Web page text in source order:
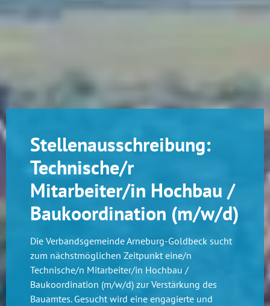
Stellenausschreibung:
Technische/r
Mitarbeiter/in Hochbau /
Baukoordination (m/w/d)
Die Verbandsgemeinde Arneburg-Goldbeck sucht
zum nächstmöglichen Zeitpunkt eine/n
Technische/n Mitarbeiter/in Hochbau /
Baukoordination (m/w/d) zur Verstärkung des
Bauamtes. Gesucht wird eine engagierte und